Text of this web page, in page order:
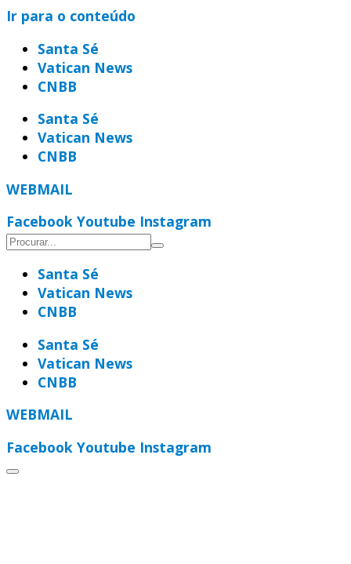
Ir para o conteúdo
Santa Sé
Vatican News
CNBB
Santa Sé
Vatican News
CNBB
WEBMAIL
Facebook Youtube Instagram
Santa Sé
Vatican News
CNBB
Santa Sé
Vatican News
CNBB
WEBMAIL
Facebook Youtube Instagram